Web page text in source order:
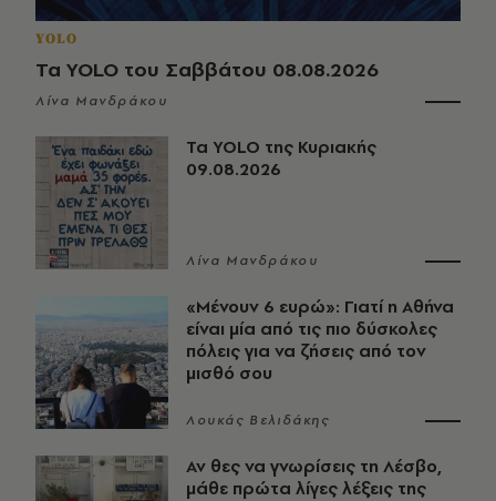
YOLO
Τα YOLO του Σαββάτου 08.08.2026
Λίνα Μανδράκου
Τα YOLO της Κυριακής
09.08.2026
Λίνα Μανδράκου
«Μένουν 6 ευρώ»: Γιατί η Αθήνα
είναι μία από τις πιο δύσκολες
πόλεις για να ζήσεις από τον
μισθό σου
Λουκάς Βελιδάκης
Αν θες να γνωρίσεις τη Λέσβο,
μάθε πρώτα λίγες λέξεις της